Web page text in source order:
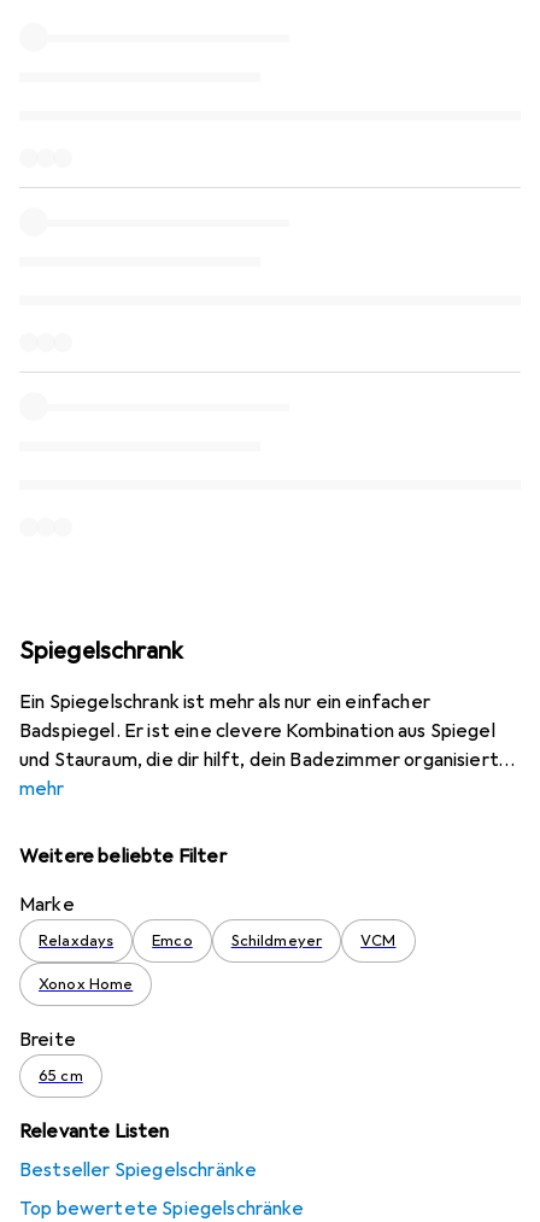
Spiegelschrank
Ein Spiegelschrank ist mehr als nur ein einfacher
Badspiegel. Er ist eine clevere Kombination aus Spiegel
und Stauraum, die dir hilft, dein Badezimmer organisiert
mehr
Weitere beliebte Filter
Marke
Relaxdays Emco Schildmeyer VCM
Xonox Home
Breite
65 cm
Relevante Listen
Bestseller Spiegelschränke
Top bewertete Spiegelschränke